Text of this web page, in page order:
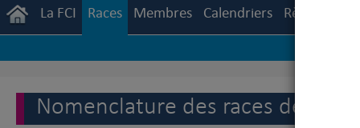
La FCI Races Membres Calendriers Règlements
Nomenclature des races de la